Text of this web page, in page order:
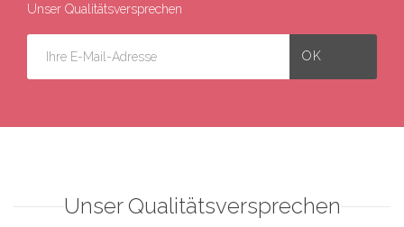
Unser Qualitätsversprechen
Unser Qualitätsversprechen